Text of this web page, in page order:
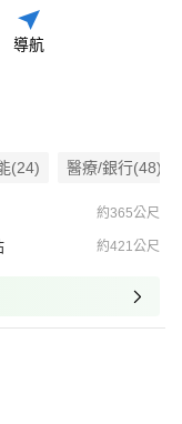
導航
(24) 醫療/銀行(48)
約365公尺
約421公尺